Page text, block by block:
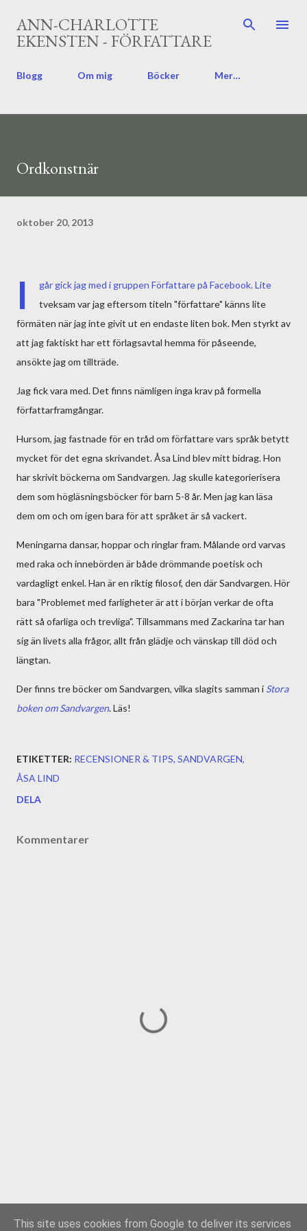
Fortsätt till huvudinnehåll
ANN-CHARLOTTE
EKENSTEN - FÖRFATTARE
Blogg Om mig Böcker Mer…
Ordkonstnär
oktober 20, 2013
I
går gick jag med i gruppen Författare på Facebook. Lite
tveksam var jag eftersom titeln "författare" känns lite
förmäten när jag inte givit ut en endaste liten bok. Men styrkt av
att jag faktiskt har ett förlagsavtal hemma för påseende,
ansökte jag om tillträde.
Jag fick vara med. Det finns nämligen inga krav på formella
författarframgångar.
Hursom, jag fastnade för en tråd om författare vars språk betytt
mycket för det egna skrivandet. Åsa Lind blev mitt bidrag. Hon
har skrivit böckerna om Sandvargen. Jag skulle kategorierisera
dem som högläsningsböcker för barn 5-8 år. Men jag kan läsa
dem om och om igen bara för att språket är så vackert.
Meningarna dansar, hoppar och ringlar fram. Målande ord varvas
med raka och innebörden är både drömmande poetisk och
vardagligt enkel. Han är en riktig filosof, den där Sandvargen. Hör
bara "Problemet med farligheter är att i början verkar de ofta
rätt så ofarliga och trevliga". Tillsammans med Zackarina tar han
sig än livets alla frågor, allt från glädje och vänskap till död och
längtan.
Der finns tre böcker om Sandvargen, vilka slagits samman i Stora
boken om Sandvargen. Läs!
ETIKETTER: RECENSIONER & TIPS SANDVARGEN
ÅSA LIND
DELA
Kommentarer
This site uses cookies from Google to deliver its services